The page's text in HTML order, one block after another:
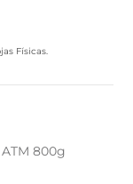
Físicas.
800g